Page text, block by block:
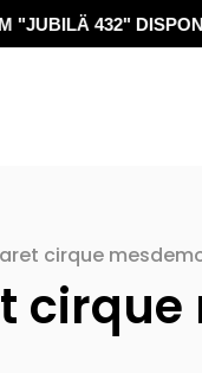
"JUBILÄ 432"
cirque
cirque